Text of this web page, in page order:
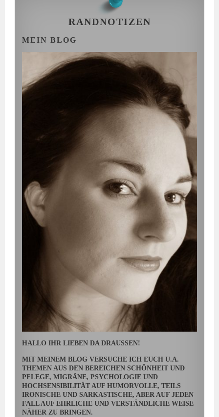
RANDNOTIZEN
MEIN BLOG
HALLO IHR LIEBEN DA DRAUSSEN!
MIT MEINEM BLOG VERSUCHE ICH EUCH U.A.
THEMEN AUS DEN BEREICHEN SCHÖNHEIT UND
PFLEGE, MIGRÄNE, PSYCHOLOGIE UND
HOCHSENSIBILITÄT AUF HUMORVOLLE, TEILS
IRONISCHE UND SARKASTISCHE, ABER AUF JEDEN
FALL AUF EHRLICHE UND VERSTÄNDLICHE WEISE
NÄHER ZU BRINGEN.